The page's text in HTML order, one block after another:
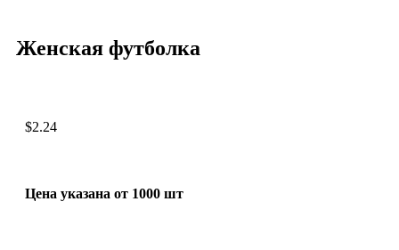
Женская футболка
$2.24
Цена указана от 1000 шт